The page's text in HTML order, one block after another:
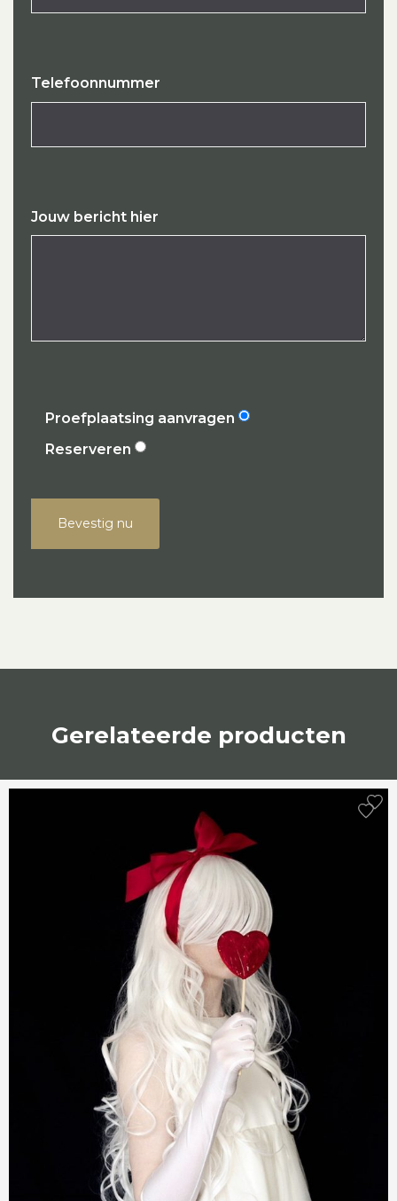
Telefoonnummer
Jouw bericht hier
Proefplaatsing aanvragen
Reserveren
Bevestig nu
Gerelateerde producten